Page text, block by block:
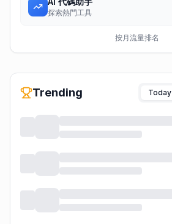
探索熱門工具
按月流量排名
Trending Today